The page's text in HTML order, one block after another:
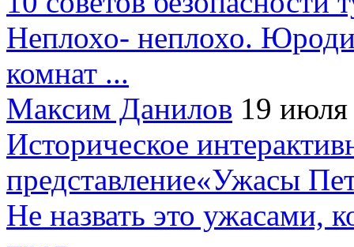
Неплохо- неплохо.
комнат ...
Максим Данилов 19
Историческое
представление«Ужасы
Не назвать это ужасами,